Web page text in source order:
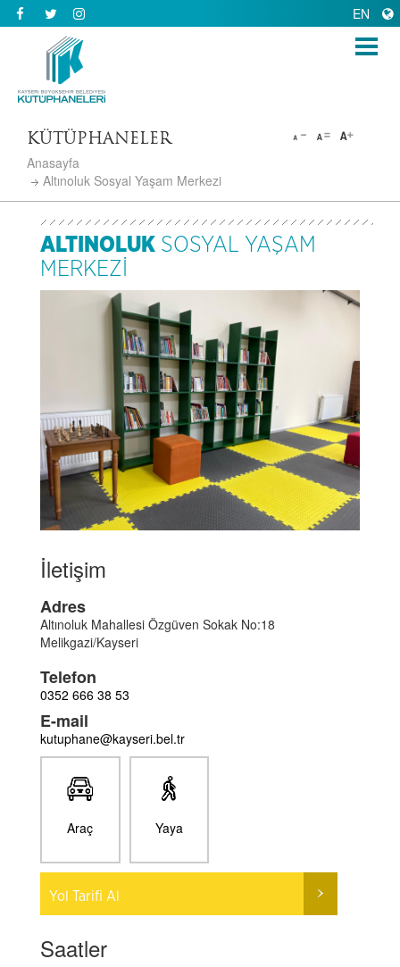
EN
KÜTÜPHANELER
Anasayfa
Altınoluk Sosyal Yaşam Merkezi
ALTINOLUK SOSYAL YAŞAM
MERKEZİ
İletişim
Adres
Altınoluk Mahallesi Özgüven Sokak No:18
Melikgazi/Kayseri
Telefon
0352 666 38 53
E-mail
kutuphane@kayseri.bel.tr
Araç Yaya
Yol Tarifi Al
Saatler